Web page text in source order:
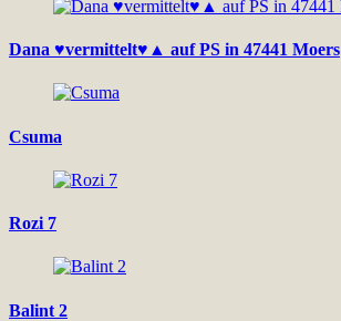
Dana ♥vermittelt♥▲ auf PS in 47441 Moers
Csuma
Rozi 7
Balint 2